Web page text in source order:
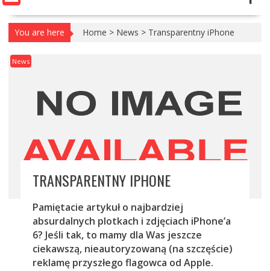
You are here Home > News > Transparentny iPhone
News
TRANSPARENTNY IPHONE
Pamiętacie artykuł o najbardziej
absurdalnych plotkach i zdjęciach iPhone’a
6? Jeśli tak, to mamy dla Was jeszcze
ciekawszą, nieautoryzowaną (na szczęście)
reklamę przyszłego flagowca od Apple.